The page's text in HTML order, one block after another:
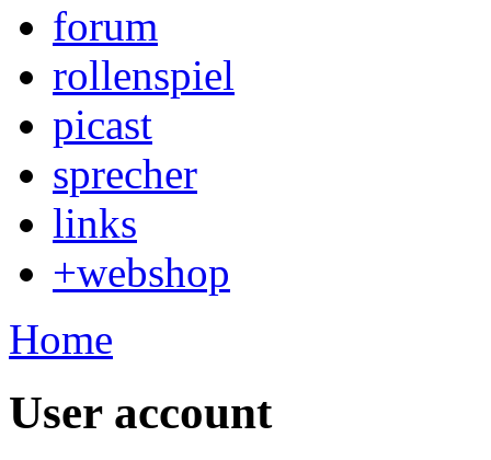
forum
rollenspiel
picast
sprecher
links
+webshop
Home
User account